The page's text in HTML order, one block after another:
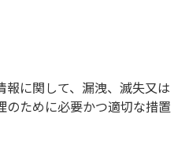
に関して、漏洩、滅失又は
のために必要かつ適切な措置